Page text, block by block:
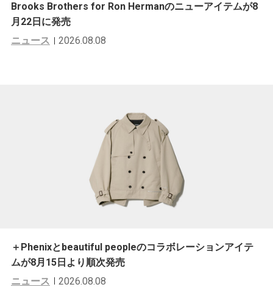
Brooks Brothers for Ron Hermanのニューアイテムが8
月22日に発売
ニュース
2026.08.08
＋Phenixとbeautiful peopleのコラボレーションアイテ
ムが8月15日より順次発売
ニュース
2026.08.08